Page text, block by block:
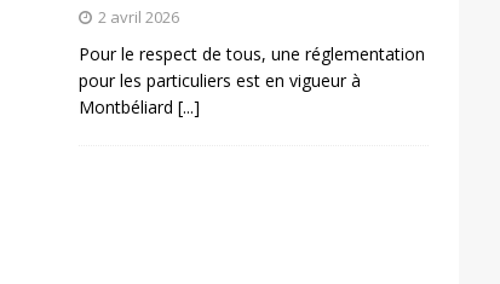
2 avril 2026
Pour le respect de tous, une réglementation
pour les particuliers est en vigueur à
Montbéliard [...]